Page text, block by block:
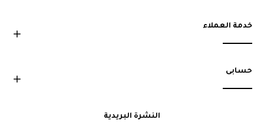
خدمة العملاء
حسابى
النشرة البريدية